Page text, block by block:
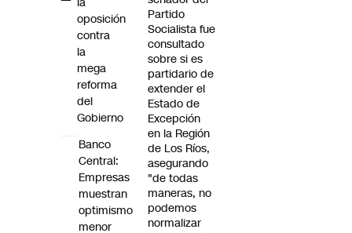
Partido
Socialista fue
consultado
sobre si es
partidario de
extender el
Estado de
Excepción
en la Región
de Los Ríos,
asegurando
"de todas
maneras, no
podemos
normalizar
oposición
contra
la
mega
reforma
del
Gobierno
Banco
Central:
Empresas
muestran
optimismo
menor